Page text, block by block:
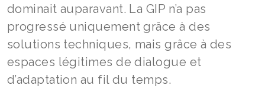
dominait auparavant. La GIP n’a pas
progressé uniquement grâce à des
solutions techniques, mais grâce à des
espaces légitimes de dialogue et
d’adaptation au fil du temps.